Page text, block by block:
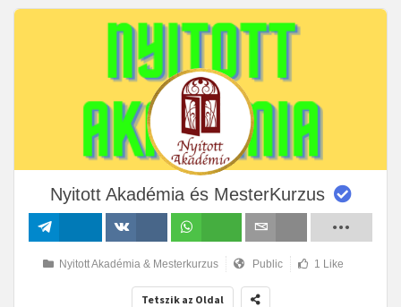
Nyitott Akadémia és MesterKurzus
Nyitott Akadémia & Mesterkurzus Public 1 Like
Tetszik az Oldal